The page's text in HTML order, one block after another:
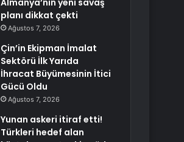
Almanya’nın yeni savaş
planı dikkat çekti
Ağustos 7, 2026
Çin’in Ekipman İmalat
Sektörü İlk Yarıda
İhracat Büyümesinin İtici
Gücü Oldu
Ağustos 7, 2026
Yunan askeri itiraf etti!
Türkleri hedef alan